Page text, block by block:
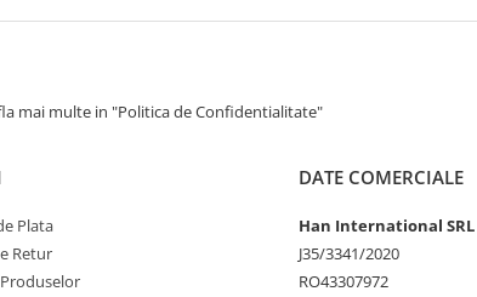
mai multe in "Politica de Confidentialitate"
Plata
Retur
DATE COMERCIALE
Han International SRL
J35/3341/2020
RO43307972